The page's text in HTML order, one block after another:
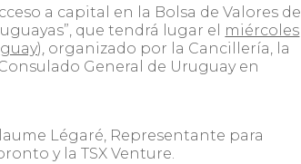
a capital en la Bolsa de Valores de
, que tendrá lugar el miércoles
, organizado por la Cancillería, la
General de Uruguay en
Légaré, Representante para
y la TSXVenture.